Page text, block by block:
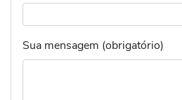
Sua mensagem (obrigatório)